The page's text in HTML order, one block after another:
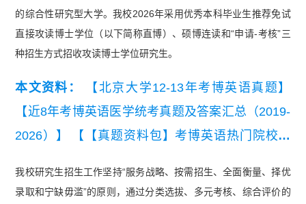
的综合性研究型大学。我校2026年采用优秀本科毕业生推荐免试
直接攻读博士学位（以下简称直博）、硕博连读和“申请-考核”三
种招生方式招收攻读博士学位研究生。
本文资料：
【北京大学12-13年考博英语真题】
【近8年考博英语医学统考真题及答案汇总（2019-
2026）】
【【真题资料包】考博英语热门院校历
我校研究生招生工作坚持“服务战略、按需招生、全面衡量、择优
录取和宁缺毋滥”的原则，通过分类选拔、多元考核、综合评价的